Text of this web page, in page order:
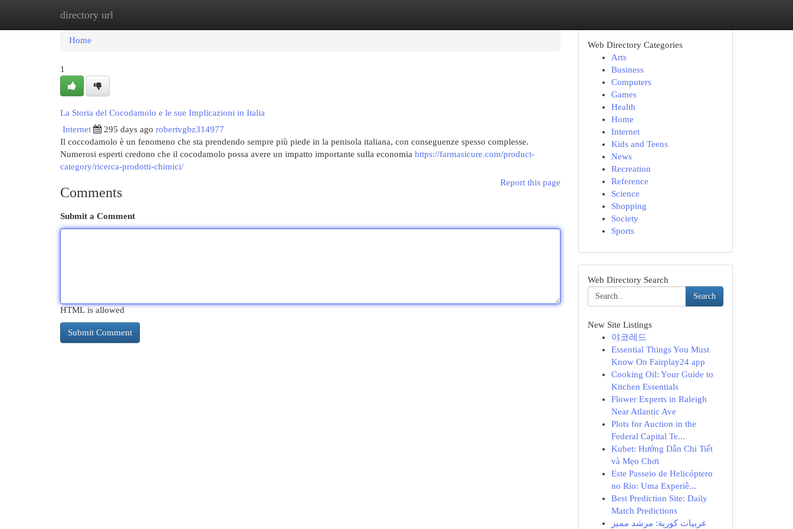
directory url
Home
Home
1
La Storia del Cocodamolo e le sue Implicazioni in Italia
Internet
295 days ago robertvgbz314977
Il coccodamolo è un fenomeno che sta prendendo sempre più piede in la penisola italiana, con conseguenze spesso complesse.
Numerosi esperti credono che il cocodamolo possa avere un impatto importante sulla economia https://farmasicure.com/product-
category/ricerca-prodotti-chimici/
Report this page
Comments
Submit a Comment
HTML is allowed
Web Directory Categories
Arts
Business
Computers
Games
Health
Home
Internet
Kids and Teens
News
Recreation
Reference
Science
Shopping
Society
Sports
Web Directory Search
Search
New Site Listings
야코레드
Essential Things You Must
Know On Fairplay24 app
Cooking Oil: Your Guide to
Kitchen Essentials
Flower Experts in Raleigh
Near Atlantic Ave
Plots for Auction in the
Federal Capital Te...
Kubet: Hướng Dẫn Chi Tiết
và Mẹo Chơi
Este Passeio de Helicóptero
no Rio: Uma Experiê...
Best Prediction Site: Daily
Match Predictions
عربيات كورية: مرشد مميز